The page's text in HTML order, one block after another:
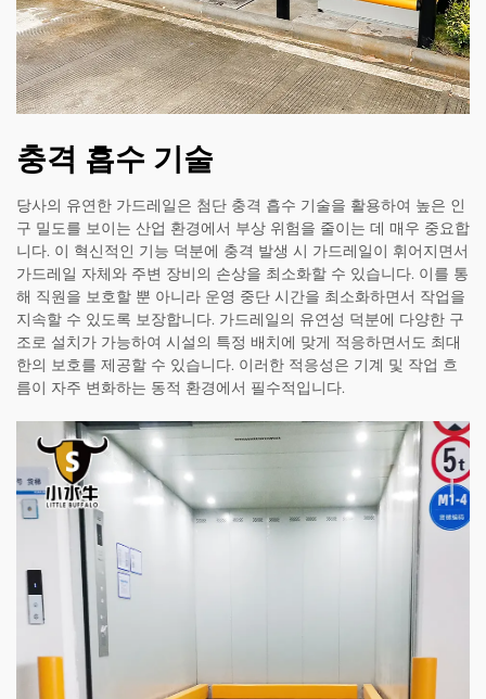
충격 흡수 기술
당사의 유연한 가드레일은 첨단 충격 흡수 기술을 활용하여 높은 인
구 밀도를 보이는 산업 환경에서 부상 위험을 줄이는 데 매우 중요합
니다. 이 혁신적인 기능 덕분에 충격 발생 시 가드레일이 휘어지면서
가드레일 자체와 주변 장비의 손상을 최소화할 수 있습니다. 이를 통
해 직원을 보호할 뿐 아니라 운영 중단 시간을 최소화하면서 작업을
지속할 수 있도록 보장합니다. 가드레일의 유연성 덕분에 다양한 구
조로 설치가 가능하여 시설의 특정 배치에 맞게 적응하면서도 최대
한의 보호를 제공할 수 있습니다. 이러한 적응성은 기계 및 작업 흐
름이 자주 변화하는 동적 환경에서 필수적입니다.